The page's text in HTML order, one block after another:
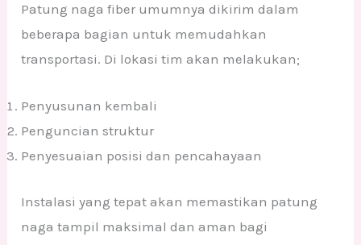
Patung naga fiber umumnya dikirim dalam
beberapa bagian untuk memudahkan
transportasi. Di lokasi tim akan melakukan;
Penyusunan kembali
Penguncian struktur
Penyesuaian posisi dan pencahayaan
Instalasi yang tepat akan memastikan patung
naga tampil maksimal dan aman bagi